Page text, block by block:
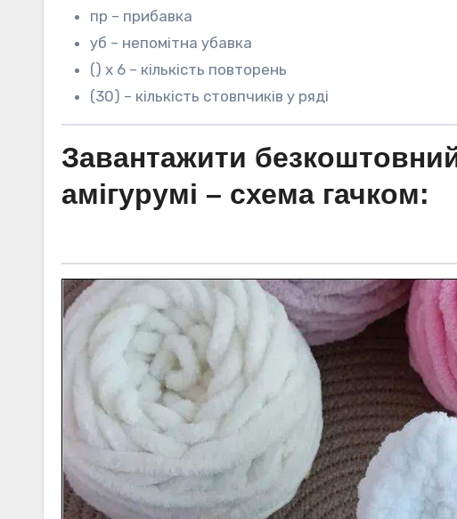
пр – прибавка
уб – непомітна убавка
() х 6 – кількість повторень
(30) – кількість стовпчиків у ряді
Завантажити
амігурумі – схема гачком: